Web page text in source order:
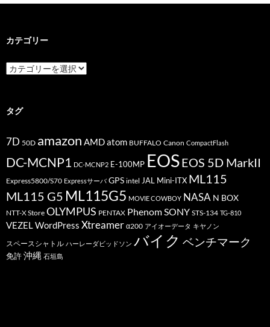
カテゴリー
カ
テ
ー
タグ
7D 50D amazon AMDatom BUFFALO Canon CompactFlash
DC-MCNP1 DC-MCNP2 E-100MP EOSEOS 5D MarkII
Express5800/S70 Expressサーバ GPS intel JAL Mini-ITX ML115
ML115 G5 ML115G5 MOVIE COWBOY NASA N BOX
NTT-X Store OLYMPUS PENTAX PhenomSONY STS-134 TG-810
VEZELWordPress Xtreamer α200 アイオーデータ キヤノン
スペースシャトル ハーレーダビッドソン バイク ベンチマーク
免許沖縄 石垣島